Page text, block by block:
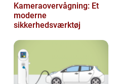
Kameraovervågning: Et
moderne
sikkerhedsværktøj